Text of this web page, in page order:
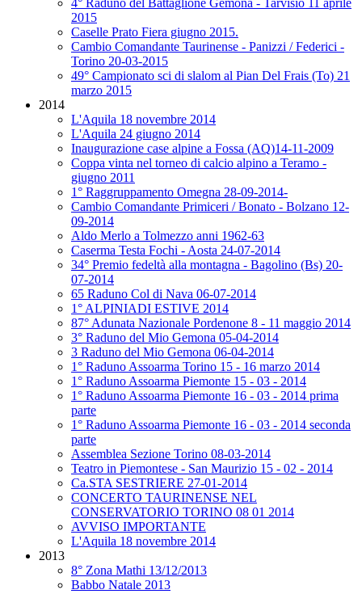
2015
Caselle Prato Fiera giugno 2015.
Cambio Comandante Taurinense - Panizzi / Federici -
Torino 20-03-2015
49° Campionato sci di slalom al Pian Del Frais (To) 21
marzo 2015
2014
L'Aquila 18 novembre 2014
L'Aquila 24 giugno 2014
Inaugurazione case alpine a Fossa (AQ)14-11-2009
Coppa vinta nel torneo di calcio alpino a Teramo -
giugno 2011
1° Raggruppamento Omegna 28-09-2014-
Cambio Comandante Primiceri / Bonato - Bolzano 12-
09-2014
Aldo Merlo a Tolmezzo anni 1962-63
Caserma Testa Fochi - Aosta 24-07-2014
34° Premio fedeltà alla montagna - Bagolino (Bs) 20-
07-2014
65 Raduno Col di Nava 06-07-2014
1° ALPINIADI ESTIVE 2014
87° Adunata Nazionale Pordenone 8 - 11 maggio 2014
3° Raduno del Mio Gemona 05-04-2014
3 Raduno del Mio Gemona 06-04-2014
1° Raduno Assoarma Torino 15 - 16 marzo 2014
1° Raduno Assoarma Piemonte 15 - 03 - 2014
1° Raduno Assoarma Piemonte 16 - 03 - 2014 prima
parte
1° Raduno Assoarma Piemonte 16 - 03 - 2014 seconda
parte
Assemblea Sezione Torino 08-03-2014
Teatro in Piemontese - San Maurizio 15 - 02 - 2014
Ca.STA SESTRIERE 27-01-2014
CONCERTO TAURINENSE NEL
CONSERVATORIO TORINO 08 01 2014
AVVISO IMPORTANTE
L'Aquila 18 novembre 2014
2013
8° Zona Mathi 13/12/2013
Babbo Natale 2013